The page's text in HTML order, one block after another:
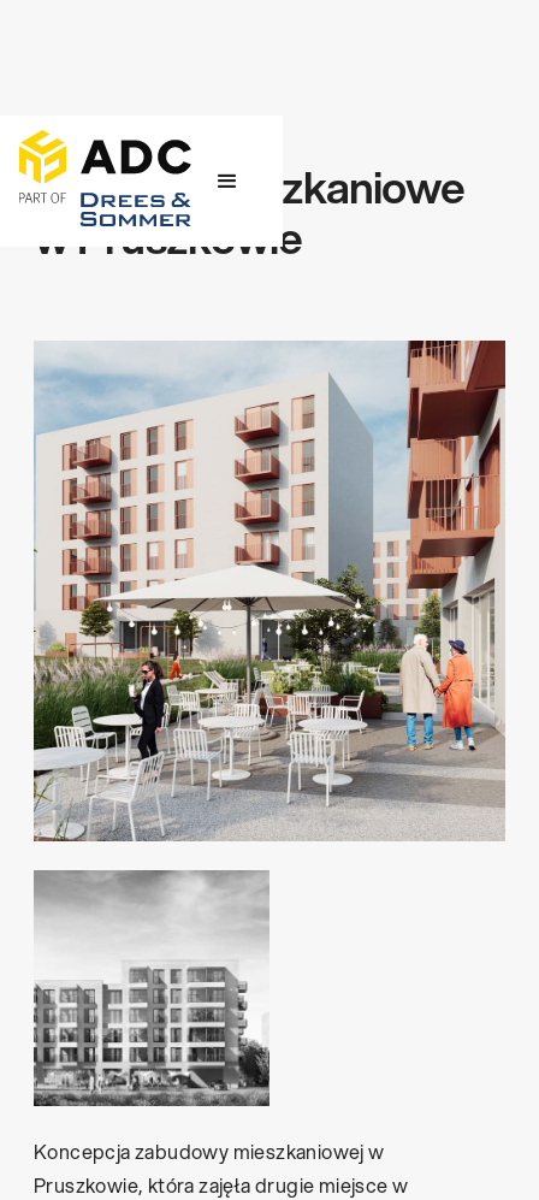
← Projekty
Osiedle mieszkaniowe
w Pruszkowie
Koncepcja zabudowy mieszkaniowej w
Pruszkowie, która zajęła drugie miejsce w